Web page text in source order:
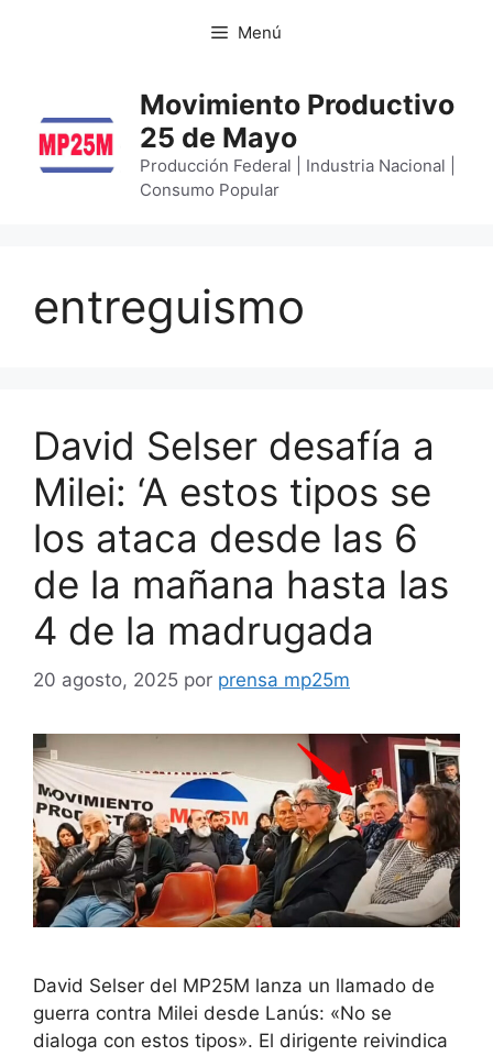
Menú
Movimiento Productivo
25 de Mayo
Producción Federal | Industria Nacional |
Consumo Popular
entreguismo
David Selser desafía a
Milei: ‘A estos tipos se
los ataca desde las 6
de la mañana hasta las
4 de la madrugada
20 agosto, 2025 por prensa mp25m
David Selser del MP25M lanza un llamado de
guerra contra Milei desde Lanús: «No se
dialoga con estos tipos». El dirigente reivindica